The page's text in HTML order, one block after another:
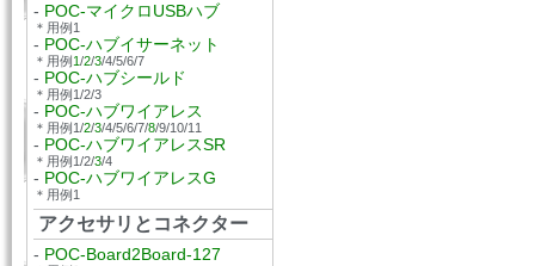
- POC-マイクロUSBハブ
＊用例1
- POC-ハブイサーネット
＊用例1/2/3/4/5/6/7
- POC-ハブシールド
＊用例1/2/3
- POC-ハブワイアレス
＊用例1/2/3/4/5/6/7/8/9/10/11
- POC-ハブワイアレスSR
＊用例1/2/3/4
- POC-ハブワイアレスG
＊用例1
アクセサリとコネクター
- POC-Board2Board-127